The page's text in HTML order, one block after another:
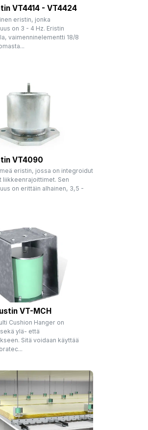
VT4414 - VT4424
eristin, jonka
on 3 - 4 Hz. Eristin
vaimenninelementti 18/8
VT4090
eristin, jossa on integroidut
liikkeenrajoittimet. Sen
on erittäin alhainen, 3,5 -
VT-MCH
Cushion Hanger on
ylä- että
Sitä voidaan käyttää